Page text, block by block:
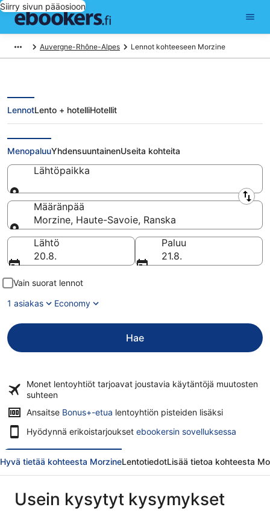
Siirry sivun pääosioon
Auvergne-Rhône-Alpes Lennot kohteeseen Morzine
Halvat lennot Morzine
LennotLento + hotelliHotellit
MenopaluuYhdensuuntainenUseita kohteita
Lähtöpaikka
Lähtöpaikka
Määränpää
Morzine, Haute-Savoie, Ranska
Määränpää
Lähtö
20.8.
Paluu
21.8.
Vain suorat lennot
1 asiakas
Economy
Hae
Monet lentoyhtiöt tarjoavat joustavia käytäntöjä muutosten
suhteen
Ansaitse Bonus+-etua lentoyhtiön pisteiden lisäksi
Hyödynnä erikoistarjoukset ebookersin sovelluksessa
Hyvä tietää kohteesta MorzineLentotiedotLisää tietoa kohteesta
Usein kysytyt kysymykset